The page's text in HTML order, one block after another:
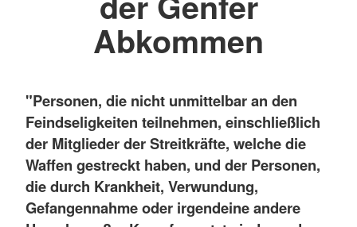
Abkommen
"Personen, die nicht unmittelbar an den
Feindseligkeiten teilnehmen, einschließlich
der Mitglieder der Streitkräfte, welche die
Waffen gestreckt haben, und der Personen,
die durch Krankheit, Verwundung,
Gefangennahme oder irgendeine andere